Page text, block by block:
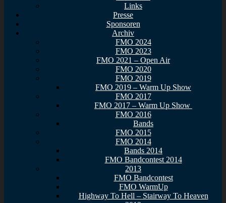
Links
Presse
Sponsoren
Archiv
FMO 2024
FMO 2023
FMO 2021 – Open Air
FMO 2020
FMO 2019
FMO 2019 – Warm Up Show
FMO 2017
FMO 2017 – Warm Up Show
FMO 2016
Bands
FMO 2015
FMO 2014
Bands 2014
FMO Bandcontest 2014
2013
FMO Bandcontest
FMO WarmUp
Highway To Hell – Stairway To Heaven